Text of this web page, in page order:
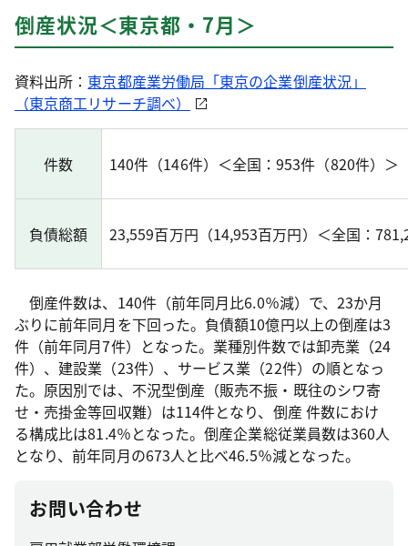
倒産状況＜東京都・7月＞
資料出所： 東京都産業労働局「東京の企業倒産状況」
（東京商工リサーチ調べ）
件数 140件（146件）＜全国：953件（820件）＞
負債総額 23,559百万円（14,953百万円）＜全国：
倒産件数は、140件（前年同月比6.0％減）で、23か月
ぶりに前年同月を下回った。負債額10億円以上の倒産は3
件（前年同月7件）となった。業種別件数では卸売業（24
件）、建設業（23件）、サービス業（22件）の順となっ
た。原因別では、不況型倒産（販売不振・既往のシワ寄
せ・売掛金等回収難）は114件となり、倒産 件数におけ
る構成比は81.4％となった。倒産企業総従業員数は360人
となり、前年同月の673人と比べ46.5％減となった。
お問い合わせ